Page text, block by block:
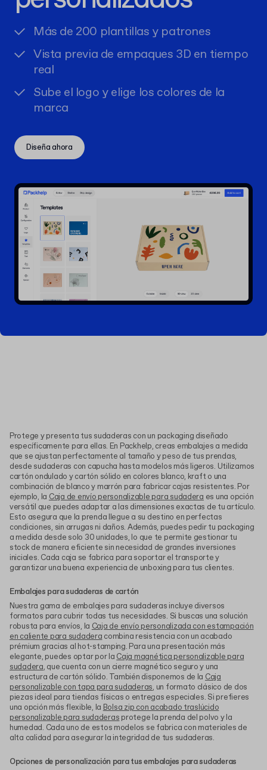
Más de 200 plantillas y patrones
Vista previa de empaques 3D en tiempo
real
Sube el logo y elige los colores de la
marca
Diseña ahora
Protege y presenta tus sudaderas con un packaging diseñado
específicamente para ellas. En Packhelp, creas embalajes a medida
que se ajustan perfectamente al tamaño y peso de tus prendas,
desde sudaderas con capucha hasta modelos más ligeros. Utilizamos
cartón ondulado y cartón sólido en colores blanco, kraft o una
combinación de blanco y marrón para fabricar cajas resistentes. Por
ejemplo, la Caja de envío personalizable para sudadera es una opción
versátil que puedes adaptar a las dimensiones exactas de tu artículo.
Esto asegura que la prenda llegue a su destino en perfectas
condiciones, sin arrugas ni daños. Además, puedes pedir tu packaging
a medida desde solo 30 unidades, lo que te permite gestionar tu
stock de manera eficiente sin necesidad de grandes inversiones
iniciales. Cada caja se fabrica para soportar el transporte y
garantizar una buena experiencia de unboxing para tus clientes.
Embalajes para sudaderas de cartón
Nuestra gama de embalajes para sudaderas incluye diversos
formatos para cubrir todas tus necesidades. Si buscas una solución
robusta para envíos, la Caja de envío personalizada con estampación
en caliente para sudadera combina resistencia con un acabado
prémium gracias al hot-stamping. Para una presentación más
elegante, puedes optar por la Caja magnética personalizable para
sudadera, que cuenta con un cierre magnético seguro y una
estructura de cartón sólido. También disponemos de la Caja
personalizable con tapa para sudaderas, un formato clásico de dos
piezas ideal para tiendas físicas o entregas especiales. Si prefieres
una opción más flexible, la Bolsa zip con acabado traslúcido
personalizable para sudaderas protege la prenda del polvo y la
humedad. Cada uno de estos modelos se fabrica con materiales de
alta calidad para asegurar la integridad de tus sudaderas.
Opciones de personalización para tus embalajes para sudaderas